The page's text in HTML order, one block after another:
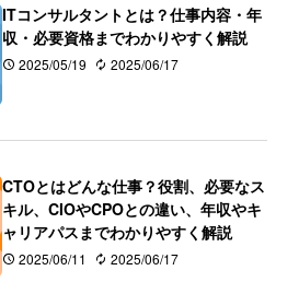
ITコンサルタントとは？仕事内容・年
収・必要資格までわかりやすく解説
2025/05/19 2025/06/17
CTOとはどんな仕事？役割、必要なス
キル、CIOやCPOとの違い、年収やキ
ャリアパスまでわかりやすく解説
2025/06/11 2025/06/17